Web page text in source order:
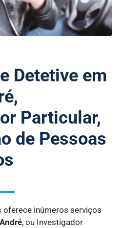
Detetive em
Particular,
de Pessoas
oferece inúmeros serviços
, ou Investigador